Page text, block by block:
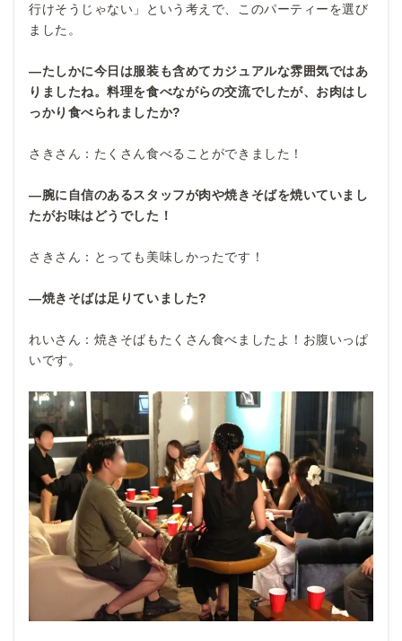
行けそうじゃない」という考えで、このパーティーを選び
ました。
―たしかに今日は服装も含めてカジュアルな雰囲気ではあ
りましたね。料理を食べながらの交流でしたが、お肉はし
っかり食べられましたか?
さきさん：たくさん食べることができました！
―腕に自信のあるスタッフが肉や焼きそばを焼いていまし
たがお味はどうでした！
さきさん：とっても美味しかったです！
―焼きそばは足りていました?
れいさん：焼きそばもたくさん食べましたよ！お腹いっぱ
いです。